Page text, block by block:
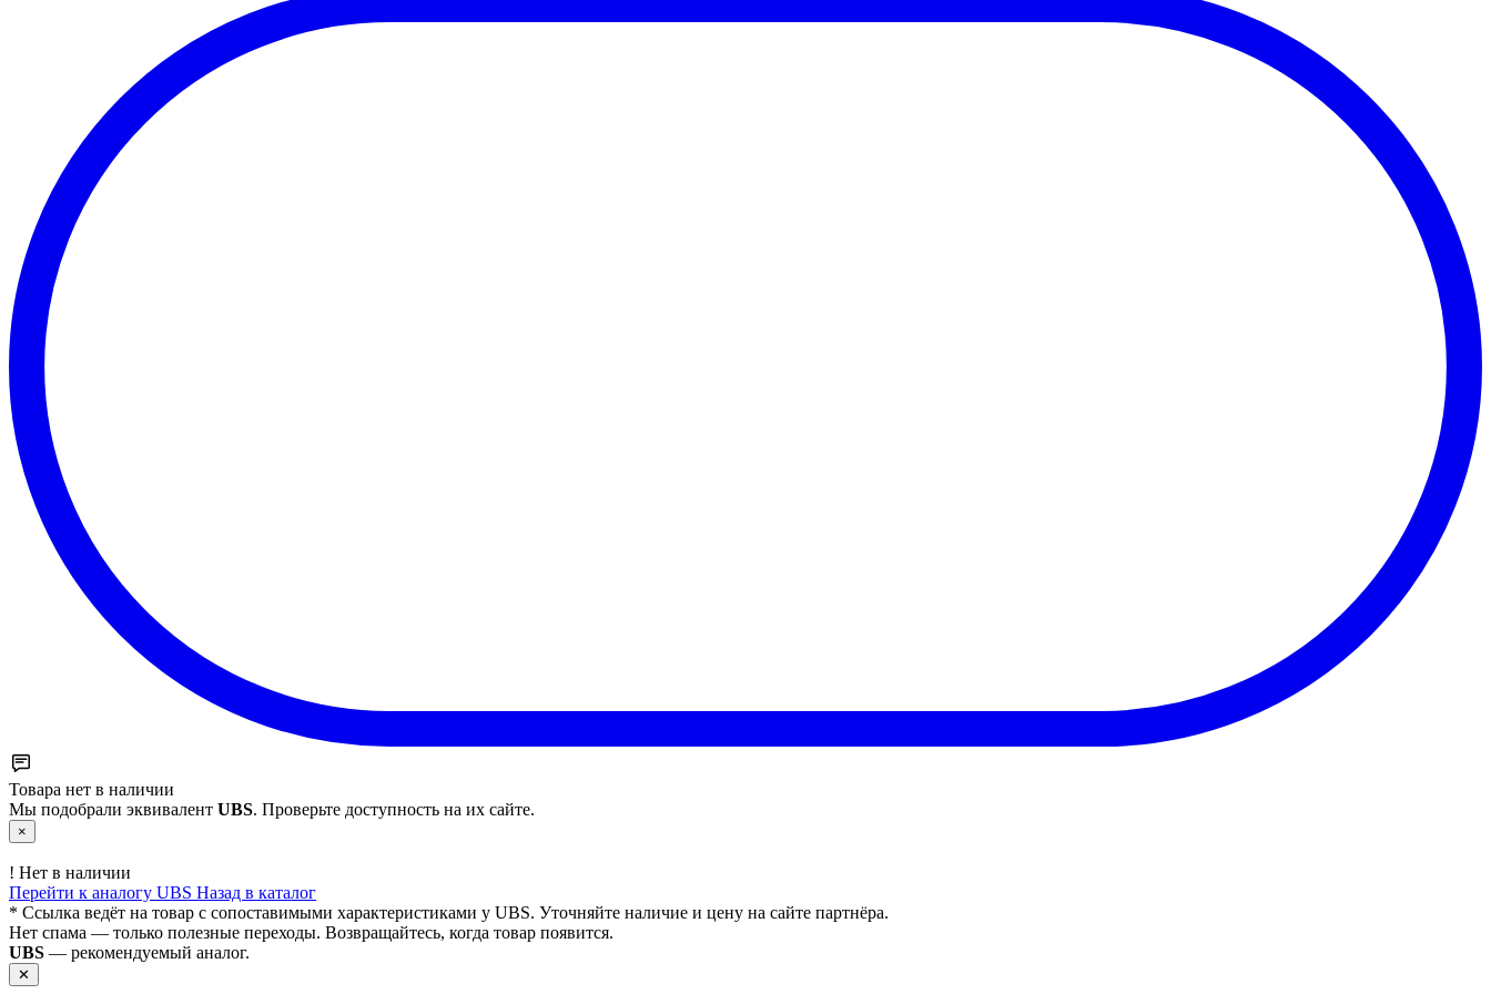
Товара нет в наличии
Мы подобрали эквивалент UBS. Проверьте доступность на их сайте.
×
! Нет в наличии
Перейти к аналогу UBS Назад в каталог
* Ссылка ведёт на товар с сопоставимыми характеристиками у UBS. Уточняйте наличие и цену на сайте партнёра.
Нет спама — только полезные переходы. Возвращайтесь, когда товар появится.
UBS — рекомендуемый аналог.
✕